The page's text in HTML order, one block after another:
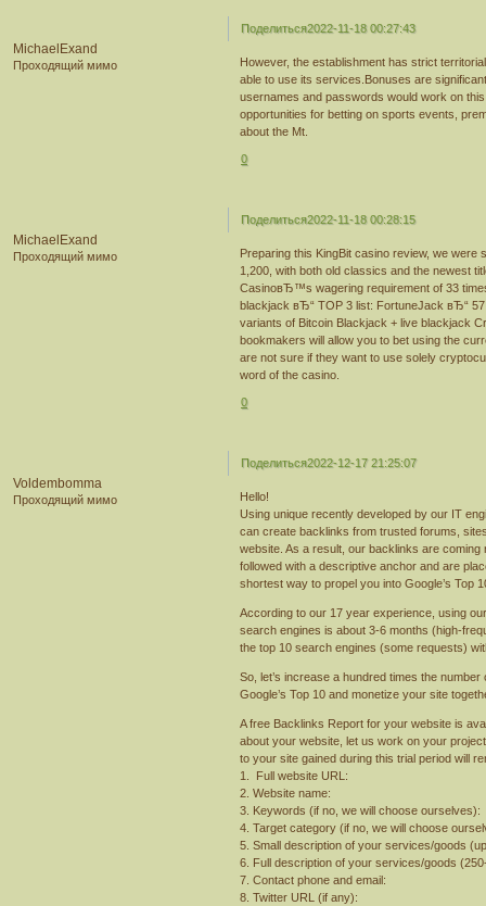
Поделиться2022-11-18 00:27:43
MichaelExand
Проходящий мимо
However, the establishment has strict
able to use its services.Bonuses are
usernames and passwords would work on
opportunities for betting on sports events,
about the Mt.
0
Поделиться2022-11-18 00:28:15
MichaelExand
Проходящий мимо
Preparing this KingBit casino review, we
1,200, with both old classics and the newest
CasinoвЂ™s wagering requirement of 33
blackjack вЂ“ TOP 3 list: FortuneJack вЂ“
variants of Bitcoin Blackjack + live blackjack
bookmakers will allow you to bet using the
are not sure if they want to use solely
word of the casino.
0
Поделиться2022-12-17 21:25:07
Voldembomma
Проходящий мимо
Hello!
Using unique recently developed by our IT
can create backlinks from trusted forums,
website. As a result, our backlinks are
followed with a descriptive anchor and are
shortest way to propel you into Google’s Top
According to our 17 year experience, using
search engines is about 3-6 months (high-
the top 10 search engines (some requests)
So, let’s increase a hundred times the
Google’s Top 10 and monetize your site
A free Backlinks Report for your website is
about your website, let us work on your
to your site gained during this trial period will
1. Full website URL:
2. Website name:
3. Keywords (if no, we will choose ourselves):
4. Target category (if no, we will choose
5. Small description of your services/goods
6. Full description of your services/goods
7. Contact phone and email:
8. Twitter URL (if any):